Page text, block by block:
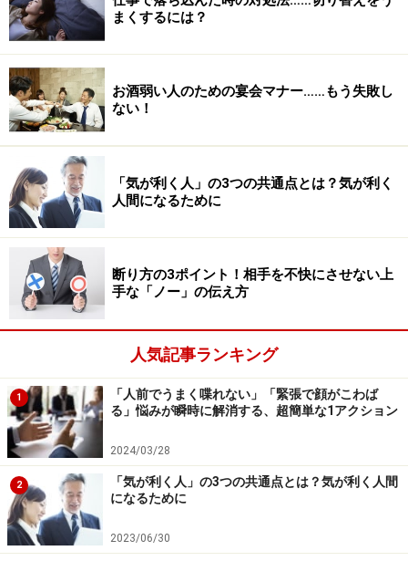
や一般にかなり浸透しています。
毎日ジムに通ったり、ランニングをしたりしている人は
たくさんいますが、顔の筋トレが習慣化している人はど
れだけいるでしょうか。
顔は約50個の表情筋で構成されています。顔も体と同じ
筋肉でできているのに、首から上となるととたんに“立ち
入り禁止ゾーン”にされてしまうのは、おかしいですよ
ね。
体のトレーニングをしていると「上腕二頭筋と大臀筋を
もう少し鍛えたい」など、個々の筋肉に対して敏感にな
っていきます。顔も同じで、トレーニングを重ねるうち
ようになっていきます。
「どんなふうに笑えばいいのかわからない」「緊張した
場面で不自然な表情になってしまう」のは、表情筋の使
い方を知らないだけ。
知らない・わからないことは不安やストレスの原因とな
まくするには？
お酒弱い人のための宴会マナー……もう失敗し
ない！
「気が利く人」の3つの共通点とは？気が利く
人間になるために
断り方の3ポイント！相手を不快にさせない上
手な「ノー」の伝え方
人気記事ランキング
1
「人前でうまく喋れない」「緊張で顔がこわば
る」悩みが瞬時に解消する、超簡単な1アクション
2024/03/28
2
「気が利く人」の3つの共通点とは？気が利く人間
になるために
2023/06/30